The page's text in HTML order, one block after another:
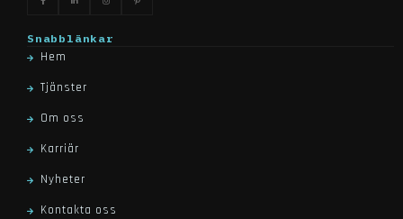
Snabblänkar
Hem
Tjänster
Om oss
Karriär
Nyheter
Kontakta oss